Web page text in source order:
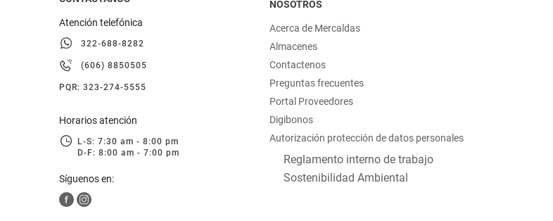
Atención telefónica
322-688-8282
(606) 8850505
PQR: 323-274-5555
Horarios atención
L-S: 7:30 am - 8:00 pm
D-F: 8:00 am - 7:00 pm
Síguenos en:
NOSOTROS
Acerca de Mercaldas
Almacenes
Contactenos
Preguntas frecuentes
Portal Proveedores
Digibonos
Autorización protección de datos personales
Reglamento interno de trabajo
Sostenibilidad Ambiental